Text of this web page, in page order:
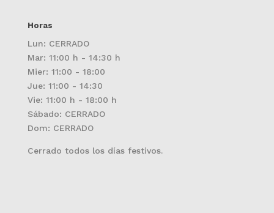
Horas
Lun: CERRADO
Mar: 11:00 h - 14:30 h
Mier: 11:00 - 18:00
Jue: 11:00 - 14:30
Vie: 11:00 h - 18:00 h
Sábado: CERRADO
Dom: CERRADO
Cerrado todos los días festivos.